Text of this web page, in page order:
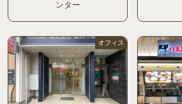
ンター
オフィス